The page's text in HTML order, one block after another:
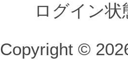
ログイン
Copyright ©